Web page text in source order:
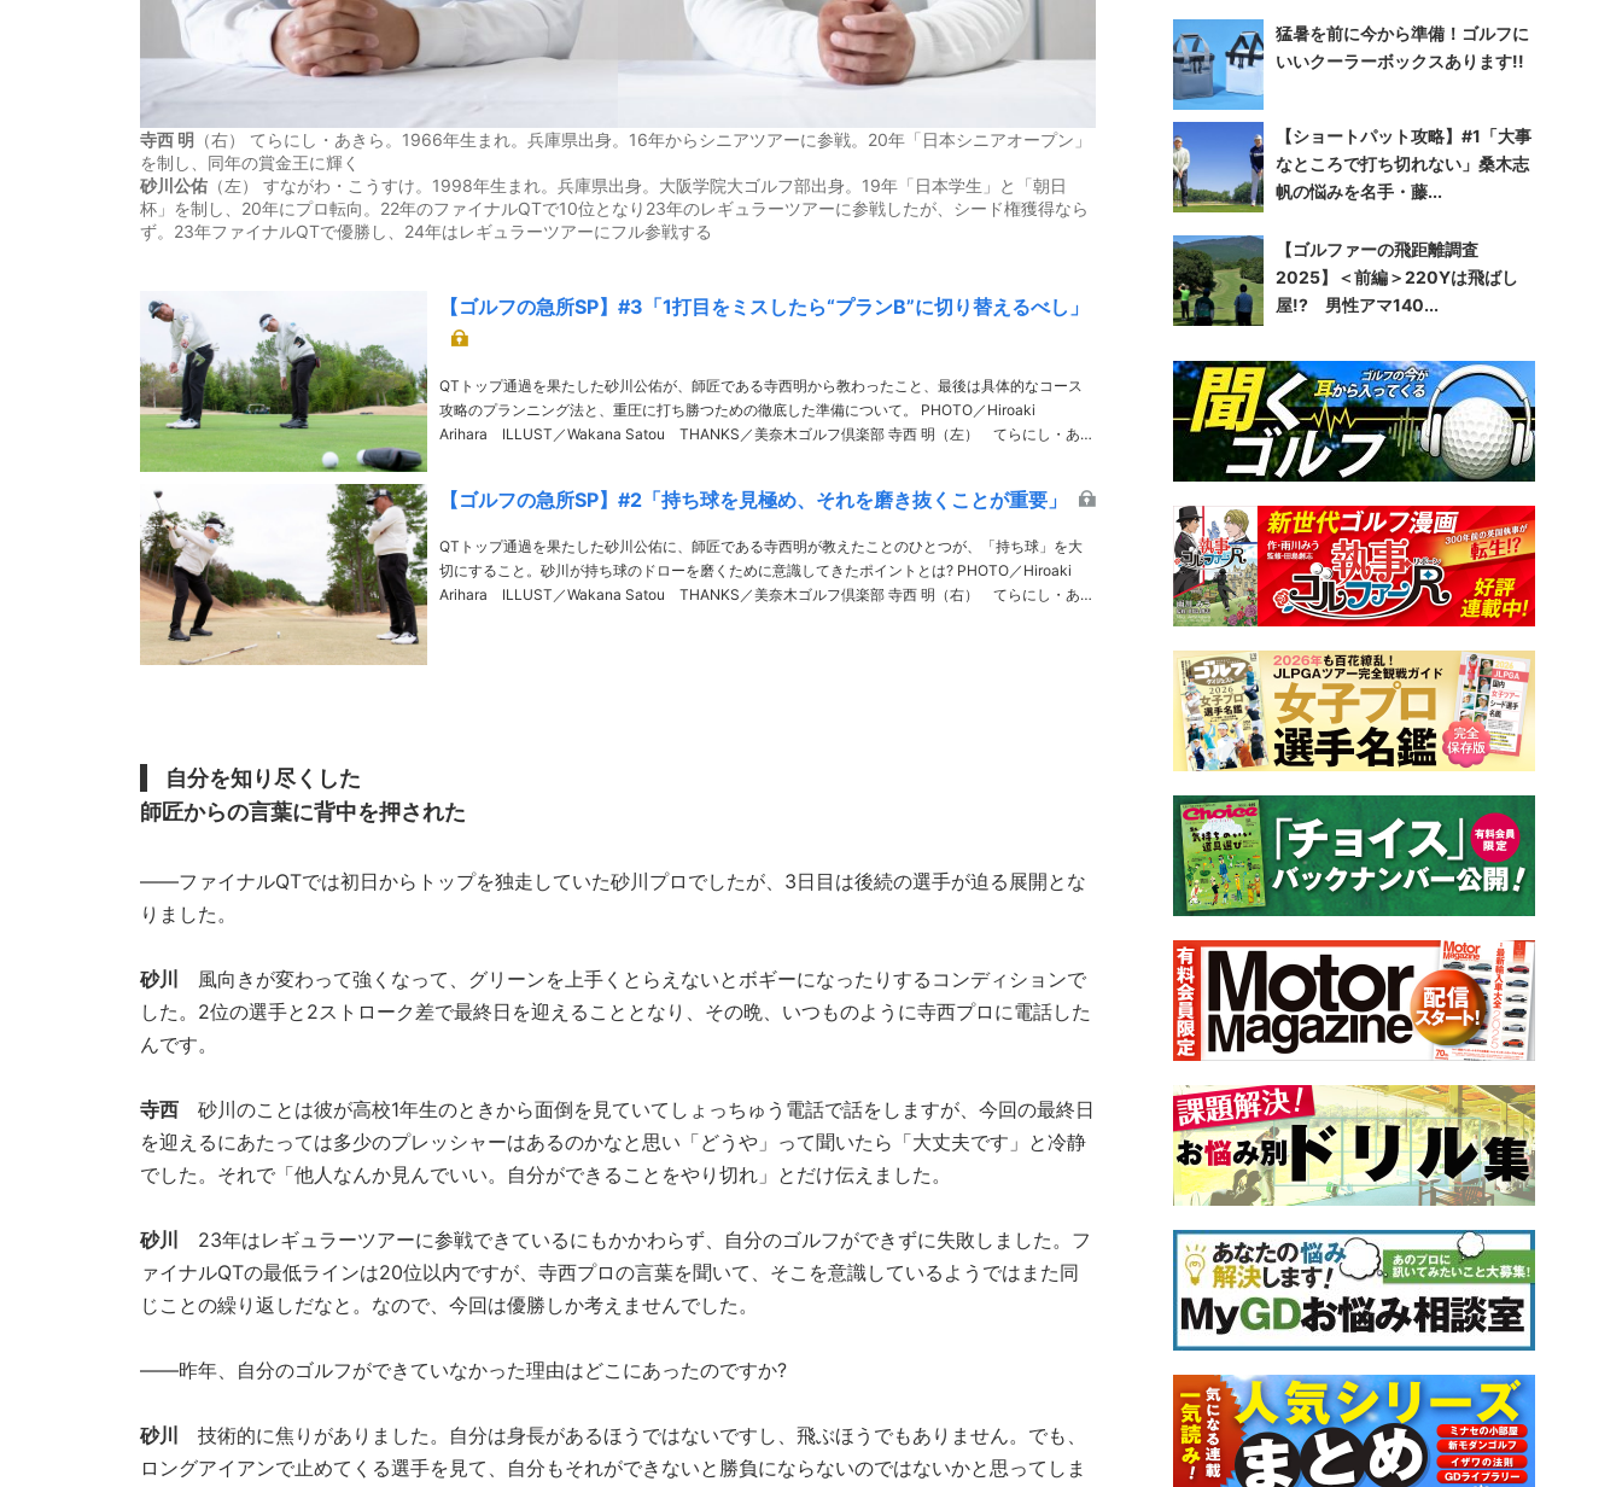
寺西 明 （右） てらにし・あきら。1966年生まれ。兵庫県出身。16年からシニアツアーに参戦。20年「日本シニアオープン」
を制し、同年の賞金王に輝く
砂川公佑 （左） すながわ・こうすけ。1998年生まれ。兵庫県出身。大阪学院大ゴルフ部出身。19年「日本学生」と「朝日
杯」を制し、20年にプロ転向。22年のファイナルQTで10位となり23年のレギュラーツアーに参戦したが、シード権獲得なら
ず。23年ファイナルQTで優勝し、24年はレギュラーツアーにフル参戦する
【ゴルフの急所SP】#3「1打目をミスしたら“プランB”に切り替えるべし」
QTトップ通過を果たした砂川公佑が、師匠である寺西明から教わったこと、最後は具体的なコース
攻略のプランニング法と、重圧に打ち勝つための徹底した準備について。 PHOTO／Hiroaki
Arihara ILLUST／Wakana Satou THANKS／美奈木ゴルフ倶楽部 寺西 明（左） てらにし・あき
【ゴルフの急所SP】#2「持ち球を見極め、それを磨き抜くことが重要」
QTトップ通過を果たした砂川公佑に、師匠である寺西明が教えたことのひとつが、「持ち球」を大
切にすること。砂川が持ち球のドローを磨くために意識してきたポイントとは? PHOTO／Hiroaki
Arihara ILLUST／Wakana Satou THANKS／美奈木ゴルフ倶楽部 寺西 明（右） てらにし・あき
自分を知り尽くした
師匠からの言葉に背中を押された
――ファイナルQTでは初日からトップを独走していた砂川プロでしたが、3日目は後続の選手が迫る展開とな
りました。
砂川
風向きが変わって強くなって、グリーンを上手くとらえないとボギーになったりするコンディションで
した。2位の選手と2ストローク差で最終日を迎えることとなり、その晩、いつものように寺西プロに電話した
んです。
寺西 砂川のことは彼が高校1年生のときから面倒を見ていてしょっちゅう電話で話をしますが、今回の最終日
を迎えるにあたっては多少のプレッシャーはあるのかなと思い「どうや」って聞いたら「大丈夫です」と冷静
でした。それで「他人なんか見んでいい。自分ができることをやり切れ」とだけ伝えました。
砂川
23年はレギュラーツアーに参戦できているにもかかわらず、自分のゴルフができずに失敗しました。フ
ァイナルQTの最低ラインは20位以内ですが、寺西プロの言葉を聞いて、そこを意識しているようではまた同
じことの繰り返しだなと。なので、今回は優勝しか考えませんでした。
――昨年、自分のゴルフができていなかった理由はどこにあったのですか?
砂川
技術的に焦りがありました。自分は身長があるほうではないですし、飛ぶほうでもありません。でも、
ロングアイアンで止めてくる選手を見て、自分もそれができないと勝負にならないのではないかと思ってしま
猛暑を前に今から準備！ゴルフに
いいクーラーボックスあります!!
【ショートパット攻略】#1「大事
なところで打ち切れない」桑木志
帆の悩みを名手・藤...
【ゴルファーの飛距離調査
2025】＜前編＞220Yは飛ばし
屋!? 男性アマ140...